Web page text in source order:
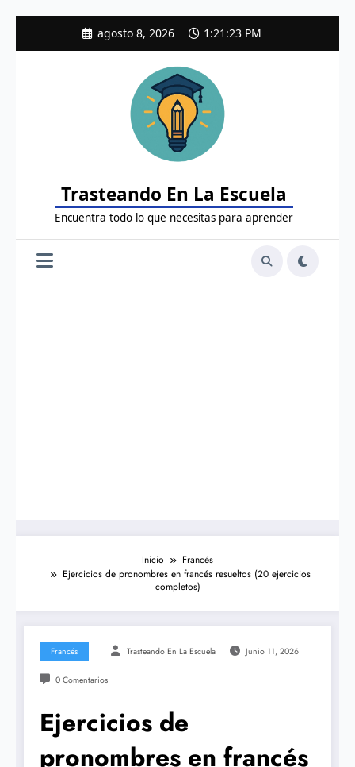
agosto 8, 2026 1:21:24 PM
Trasteando En La Escuela
Encuentra todo lo que necesitas para aprender
Inicio
Francés
Ejercicios de pronombres en francés resueltos (20 ejercicios
completos)
Francés Trasteando En La Escuela Junio 11, 2026
0 Comentarios
Ejercicios de
pronombres en francés